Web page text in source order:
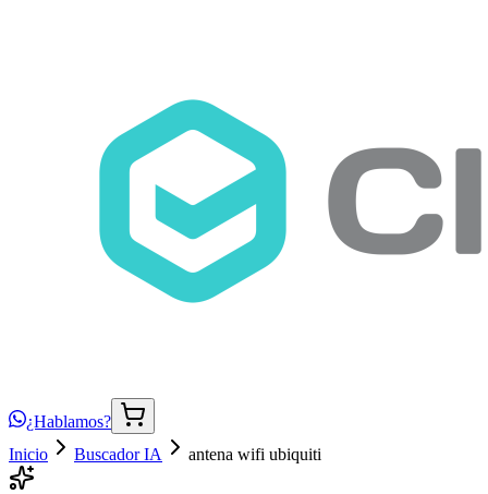
¿Hablamos?
Inicio
Buscador IA antena wifi ubiquiti